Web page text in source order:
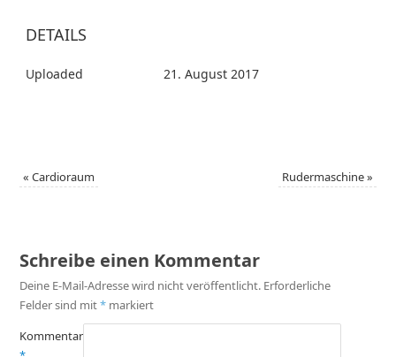
DETAILS
Uploaded 21. August 2017
« Cardioraum Rudermaschine»
Schreibe einen Kommentar
Deine E-Mail-Adresse wird nicht veröffentlicht. Erforderliche
Felder sind mit*markiert
Kommentar